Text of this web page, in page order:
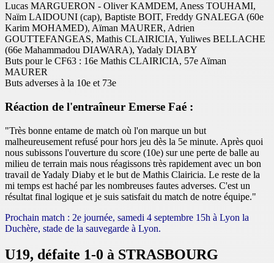
Lucas MARGUERON - Oliver KAMDEM, Aness TOUHAMI,
Naïm LAIDOUNI (cap), Baptiste BOIT, Freddy GNALEGA (60e
Karim MOHAMED), Aïman MAURER, Adrien
GOUTTEFANGEAS, Mathis CLAIRICIA, Yuliwes BELLACHE
(66e Mahammadou DIAWARA), Yadaly DIABY
Buts pour le CF63 : 16e Mathis CLAIRICIA, 57e Aïman
MAURER
Buts adverses à la 10e et 73e
Réaction de l'entraîneur Emerse Faé :
"Très bonne entame de match où l'on marque un but
malheureusement refusé pour hors jeu dès la 5e minute. Après quoi
nous subissons l'ouverture du score (10e) sur une perte de balle au
milieu de terrain mais nous réagissons très rapidement avec un bon
travail de Yadaly Diaby et le but de Mathis Clairicia. Le reste de la
mi temps est haché par les nombreuses fautes adverses. C'est un
résultat final logique et je suis satisfait du match de notre équipe."
Prochain match : 2e journée, samedi 4 septembre 15h à Lyon la
Duchère, stade de la sauvegarde à Lyon.
U19, défaite 1-0 à STRASBOURG